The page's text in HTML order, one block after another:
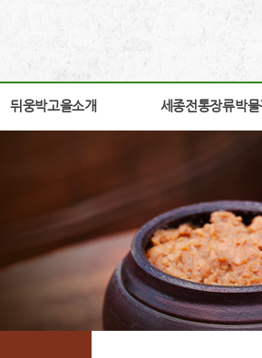
뒤웅박고을소개 세종전통장류박물
뒤웅박고을소개 세종전통장류박물
조감도
학술연구
자료실
열린공간